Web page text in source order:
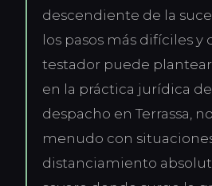
descendiente de la
los pasos más difíciles y
testador puede
en la práctica jurídica
despacho en Terrassa,
menudo con
distanciamiento